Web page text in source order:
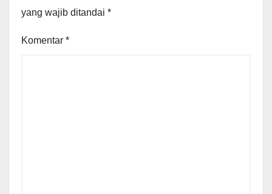
yang wajib ditandai *
Komentar *